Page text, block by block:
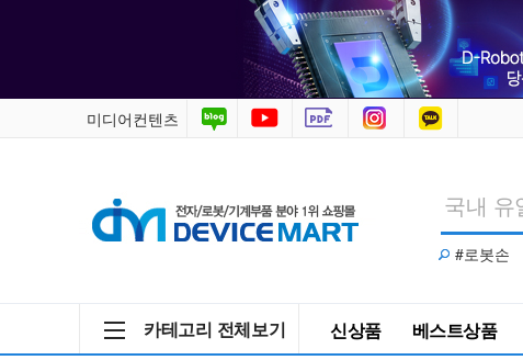
미디어컨텐츠
#로봇손
카테고리 전체보기 신상품 베스트상품